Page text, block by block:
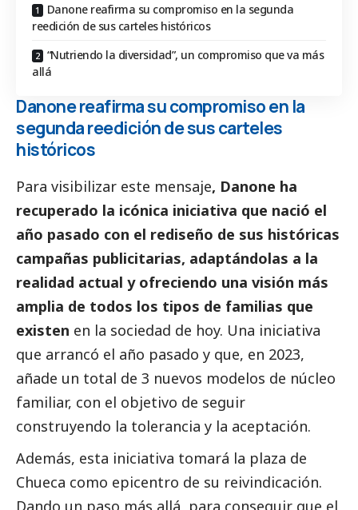
Danone reafirma su compromiso en la segunda
reedición de sus carteles históricos
“Nutriendo la diversidad”, un compromiso que va más
allá
Danone reafirma su compromiso en la
segunda reedición de sus carteles
históricos
Para visibilizar este mensaje, Danone ha
recuperado la icónica iniciativa que nació el
año pasado con el rediseño de sus históricas
campañas publicitarias, adaptándolas a la
realidad actual y ofreciendo una visión más
amplia de todos los tipos de familias que
existen en la sociedad de hoy. Una iniciativa
que arrancó el año pasado y que, en 2023,
añade un total de 3 nuevos modelos de núcleo
familiar, con el objetivo de seguir
construyendo la tolerancia y la aceptación.
Además, esta iniciativa tomará la plaza de
Chueca como epicentro de su reivindicación.
Dando un paso más allá, para conseguir que el